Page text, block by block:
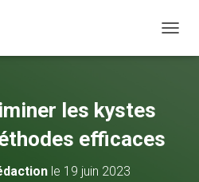
les kystes
efficaces
le 19 juin 2023